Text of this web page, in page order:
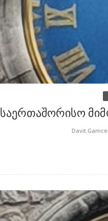
საერთაშორისო